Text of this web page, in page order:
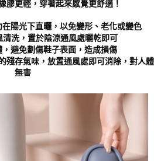
膠更輕，穿著起來感覺更舒適！
陽光下直曬，以免變形、老化或變色
洗，置於陰涼通風處曬乾即可
避免劃傷鞋子表面，造成損傷
殘存氣味，放置通風處即可消除，對人體
無害